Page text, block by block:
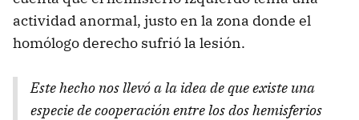
actividad anormal, justo en la zona donde el
homólogo derecho sufrió la lesión.
Este hecho nos llevó a la idea de que existe una
especie de cooperación entre los dos hemisferios